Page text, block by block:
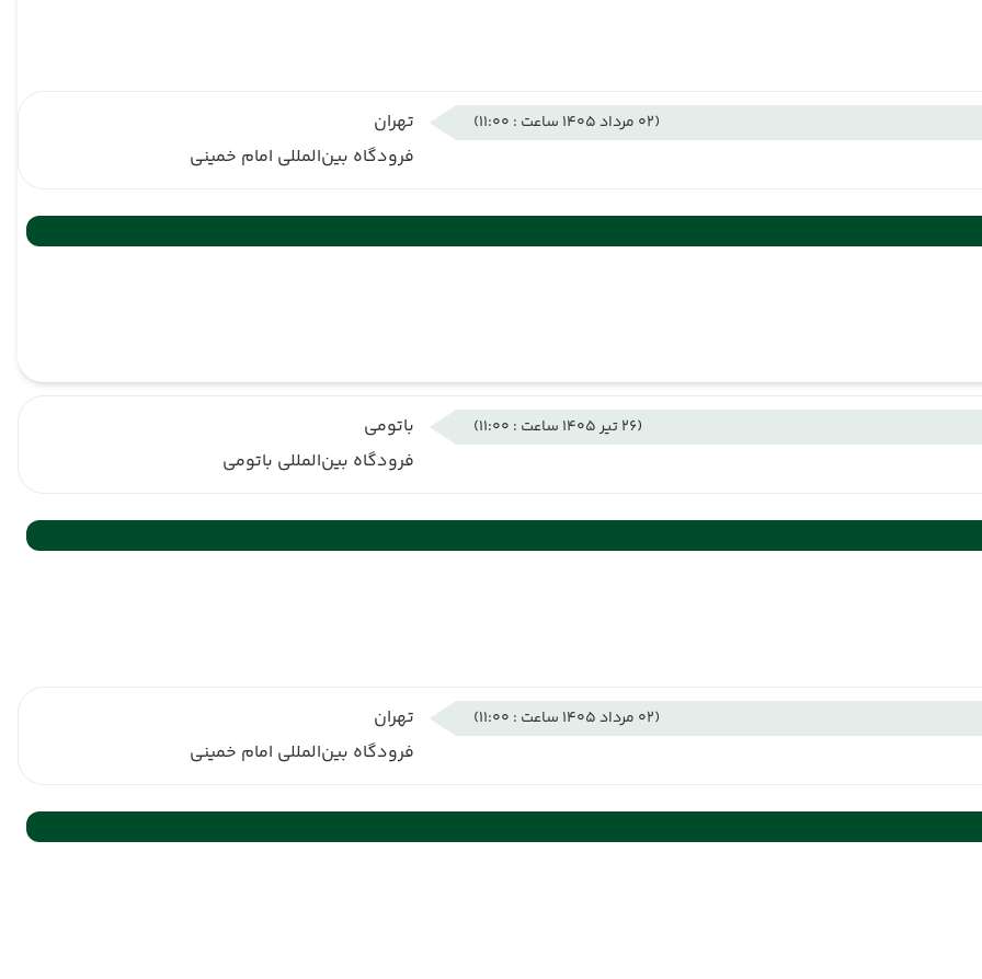
(02 مرداد 1405 ساعت : 11:00)
تهران
فرودگاه بین‌المللی امام خمینی
(26 تیر 1405 ساعت : 11:00)
باتومی
فرودگاه بین‌المللی باتومی
(02 مرداد 1405 ساعت : 11:00)
تهران
فرودگاه بین‌المللی امام خمینی